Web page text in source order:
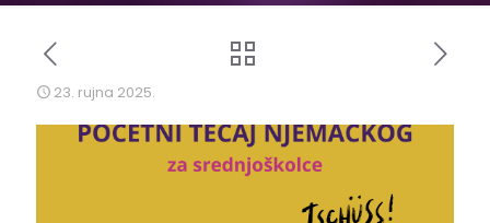
23. rujna 2025.